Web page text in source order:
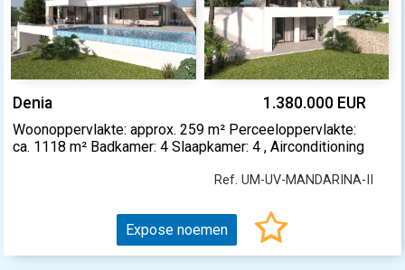
Denia 1.380.000 EUR
Woonoppervlakte: approx. 259 m² Perceeloppervlakte:
ca. 1118 m² Badkamer: 4 Slaapkamer: 4 , Airconditioning
Ref. UM-UV-MANDARINA-II
Expose noemen